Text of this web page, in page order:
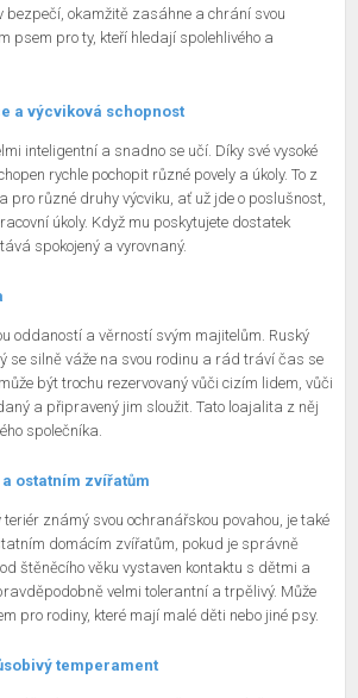
bezpečí, okamžitě zasáhne a chrání svou
psem pro ty, kteří hledají spolehlivého a
a výcviková schopnost
inteligentní a snadno se učí. Díky své vysoké
rychle pochopit různé povely a úkoly. To z
pro různé druhy výcviku, ať už jde o poslušnost,
úkoly. Když mu poskytujete dostatek
spokojený a vyrovnaný.
oddaností a věrností svým majitelům. Ruský
se silně váže na svou rodinu a rád tráví čas se
být trochu rezervovaný vůči cizím lidem, vůči
a připravený jim sloužit. Tato loajalita z něj
společníka.
ostatním zvířatům
teriér známý svou ochranářskou povahou, je také
domácím zvířatům, pokud je správně
štěněcího věku vystaven kontaktu s dětmi a
velmi tolerantní a trpělivý. Může
pro rodiny, které mají malé děti nebo jiné psy.
temperament